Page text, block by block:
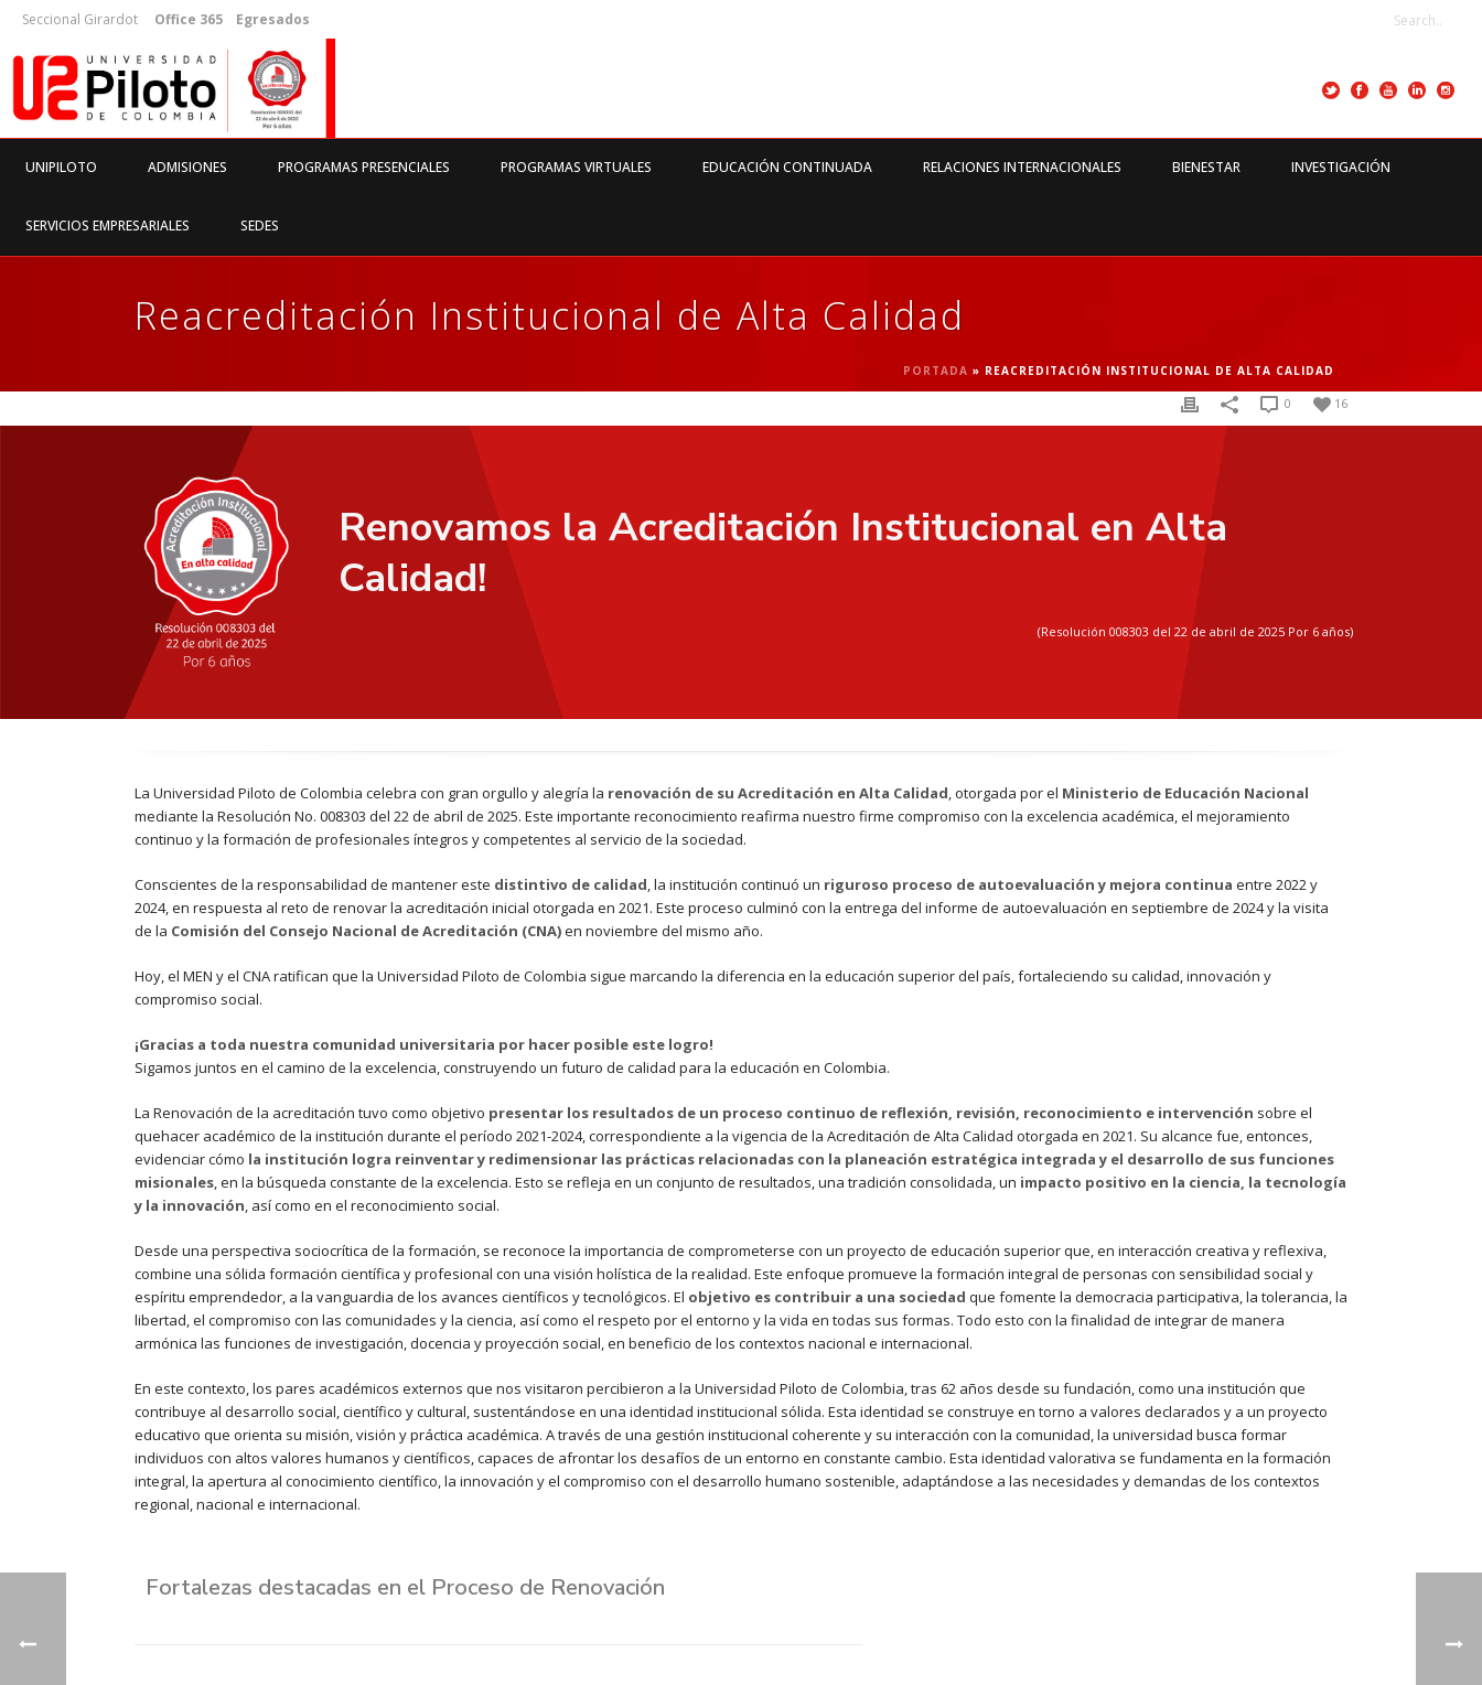
Seccional Girardot Office 365 Egresados
UNIPILOTO ADMISIONES PROGRAMAS PRESENCIALES PROGRAMAS VIRTUALES EDUCACIÓN CONTINUADA RELACIONES INTERNACIONALES BIENESTAR INVESTIGACIÓN
SERVICIOS EMPRESARIALES SEDES
Reacreditación Institucional de Alta Calidad
PORTADA » REACREDITACIÓN INSTITUCIONAL DE ALTA CALIDAD
16
0
Renovamos la Acreditación Institucional en Alta
Calidad!
(Resolución 008303 del 22 de abril de 2025 Por 6 años)
La Universidad Piloto de Colombia celebra con gran orgullo y alegría la renovación de su Acreditación en Alta Calidad, otorgada por el Ministerio de Educación Nacional
mediante la Resolución No. 008303 del 22 de abril de 2025. Este importante reconocimiento reafirma nuestro firme compromiso con la excelencia académica, el mejoramiento
continuo y la formación de profesionales íntegros y competentes al servicio de la sociedad.
Conscientes de la responsabilidad de mantener este distintivo de calidad, la institución continuó un riguroso proceso de autoevaluación y mejora continua entre 2022 y
2024, en respuesta al reto de renovar la acreditación inicial otorgada en 2021. Este proceso culminó con la entrega del informe de autoevaluación en septiembre de 2024 y la visita
de la Comisión del Consejo Nacional de Acreditación (CNA)en noviembre del mismo año.
Hoy, el MEN y el CNA ratifican que la Universidad Piloto de Colombia sigue marcando la diferencia en la educación superior del país, fortaleciendo su calidad, innovación y
compromiso social.
¡Gracias a toda nuestra comunidad universitaria por hacer posible este logro!
Sigamos juntos en el camino de la excelencia, construyendo un futuro de calidad para la educación en Colombia.
La Renovación de la acreditación tuvo como objetivo presentar los resultados de un proceso continuo de reflexión, revisión, reconocimiento e intervención sobre el
quehacer académico de la institución durante el período 2021-2024, correspondiente a la vigencia de la Acreditación de Alta Calidad otorgada en 2021. Su alcance fue, entonces,
evidenciar cómo la institución logra reinventar y redimensionar las prácticas relacionadas con la planeación estratégica integrada y el desarrollo de sus funciones
misionales, en la búsqueda constante de la excelencia. Esto se refleja en un conjunto de resultados, una tradición consolidada, un impacto positivo en la ciencia, la tecnología
y la innovación, así como en el reconocimiento social.
Desde una perspectiva sociocrítica de la formación, se reconoce la importancia de comprometerse con un proyecto de educación superior que, en interacción creativa y reflexiva,
combine una sólida formación científica y profesional con una visión holística de la realidad. Este enfoque promueve la formación integral de personas con sensibilidad social y
espíritu emprendedor, a la vanguardia de los avances científicos y tecnológicos. El objetivo es contribuir a una sociedad que fomente la democracia participativa, la tolerancia, la
libertad, el compromiso con las comunidades y la ciencia, así como el respeto por el entorno y la vida en todas sus formas. Todo esto con la finalidad de integrar de manera
armónica las funciones de investigación, docencia y proyección social, en beneficio de los contextos nacional e internacional.
En este contexto, los pares académicos externos que nos visitaron percibieron a la Universidad Piloto de Colombia, tras 62 años desde su fundación, como una institución que
contribuye al desarrollo social, científico y cultural, sustentándose en una identidad institucional sólida. Esta identidad se construye en torno a valores declarados y a un proyecto
educativo que orienta su misión, visión y práctica académica. A través de una gestión institucional coherente y su interacción con la comunidad, la universidad busca formar
individuos con altos valores humanos y científicos, capaces de afrontar los desafíos de un entorno en constante cambio. Esta identidad valorativa se fundamenta en la formación
integral, la apertura al conocimiento científico, la innovación y el compromiso con el desarrollo humano sostenible, adaptándose a las necesidades y demandas de los contextos
regional, nacional e internacional.
Fortalezas destacadas en el Proceso de Renovación